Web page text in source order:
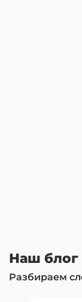
Наш блог
Разбираем